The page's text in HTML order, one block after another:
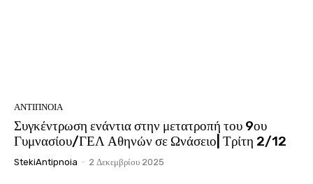
ΑΝΤΊΠΝΟΙΑ
Συγκέντρωση ενάντια στην μετατροπή του 9ου
Γυμνασίου/ΓΕΛ Αθηνών σε Ωνάσειο| Τρίτη 2/12
StekiAntipnoia - 2 Δεκεμβρίου 2025